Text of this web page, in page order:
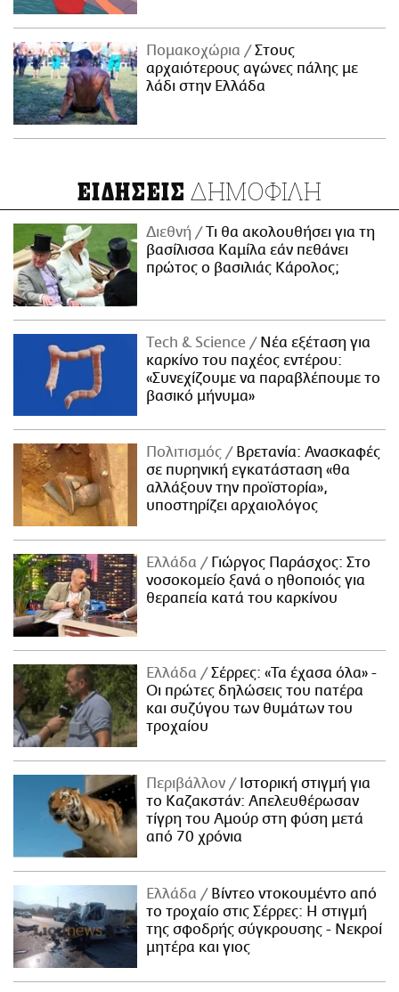
Πομακοχώρια
Στους
αρχαιότερους αγώνες πάλης με
λάδι στην Ελλάδα
ΕΙΔΗΣΕΙΣ ΔΗΜΟΦΙΛΗ
Διεθνή
Τι θα ακολουθήσει για τη
βασίλισσα Καμίλα εάν πεθάνει
πρώτος ο βασιλιάς Κάρολος;
Τech & Science
Νέα εξέταση για
καρκίνο του παχέος εντέρου:
«Συνεχίζουμε να παραβλέπουμε το
βασικό μήνυμα»
Πολιτισμός
Βρετανία: Ανασκαφές
σε πυρηνική εγκατάσταση «θα
αλλάξουν την προϊστορία»,
υποστηρίζει αρχαιολόγος
Ελλάδα
Γιώργος Παράσχος: Στο
νοσοκομείο ξανά ο ηθοποιός για
θεραπεία κατά του καρκίνου
Ελλάδα
Σέρρες: «Τα έχασα όλα» -
Οι πρώτες δηλώσεις του πατέρα
και συζύγου των θυμάτων του
τροχαίου
Περιβάλλον
Ιστορική στιγμή για
το Καζακστάν: Απελευθέρωσαν
τίγρη του Αμούρ στη φύση μετά
από 70 χρόνια
Ελλάδα
Βίντεο ντοκουμέντο από
το τροχαίο στις Σέρρες: Η στιγμή
της σφοδρής σύγκρουσης - Νεκροί
μητέρα και γιος